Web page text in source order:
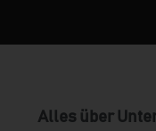
Alles über